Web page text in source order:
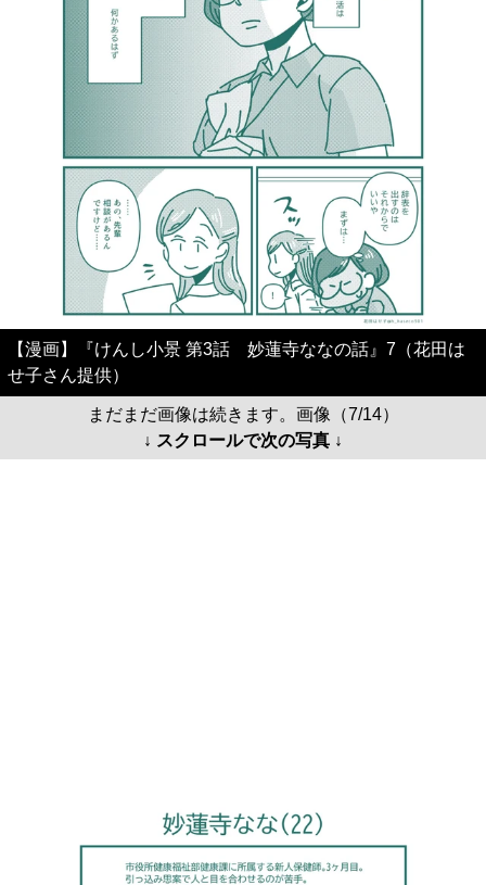
【漫画】『けんし小景 第3話 妙蓮寺ななの話』7（花田は
せ子さん提供）
まだまだ画像は続きます。画像（7/14）
↓ スクロールで次の写真 ↓